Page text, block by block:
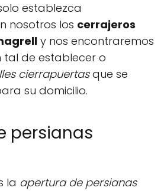
establezca
nosotros los cerrajeros
y nos encontraremos
tal de establecer o
cierrapuertasque se
su domicilio.
persianas
la apertura de persianas